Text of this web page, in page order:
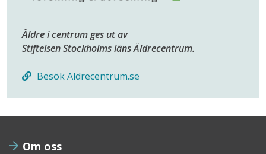
Äldre i centrum ges ut av
Stiftelsen Stockholms läns Äldrecentrum.
Besök Aldrecentrum.se
Om oss